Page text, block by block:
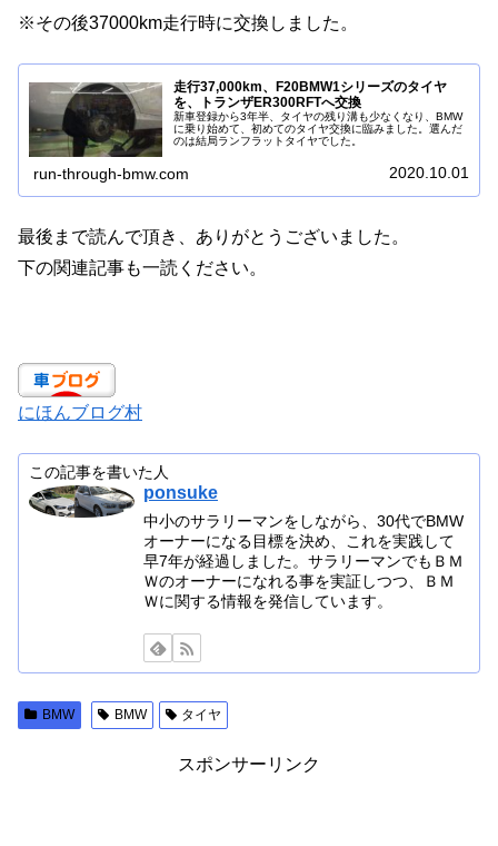
※その後37000km走行時に交換しました。
走行37,000km、F20BMW1シリーズのタイヤ
を、トランザER300RFTへ交換
新車登録から3年半、タイヤの残り溝も少なくなり、BMW
に乗り始めて、初めてのタイヤ交換に臨みました。選んだ
のは結局ランフラットタイヤでした。
run-through-bmw.com 2020.10.01
最後まで読んで頂き、ありがとうございました。
下の関連記事も一読ください。
にほんブログ村
この記事を書いた人
ponsuke
中小のサラリーマンをしながら、30代でBMW
オーナーになる目標を決め、これを実践して
早7年が経過しました。サラリーマンでもＢＭ
Ｗのオーナーになれる事を実証しつつ、ＢＭ
Ｗに関する情報を発信しています。
BMW BMW タイヤ
スポンサーリンク